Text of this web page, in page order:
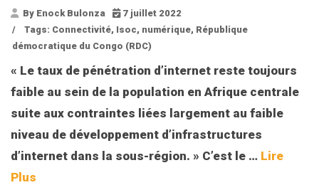
By Enock Bulonza
7 juillet 2022
/
Tags: Connectivité, Isoc, numérique, République
démocratique du Congo (RDC)
« Le taux de pénétration d’internet reste toujours
faible au sein de la population en Afrique centrale
suite aux contraintes liées largement au faible
niveau de développement d’infrastructures
d’internet dans la sous-région. » C’est le … Lire
Plus